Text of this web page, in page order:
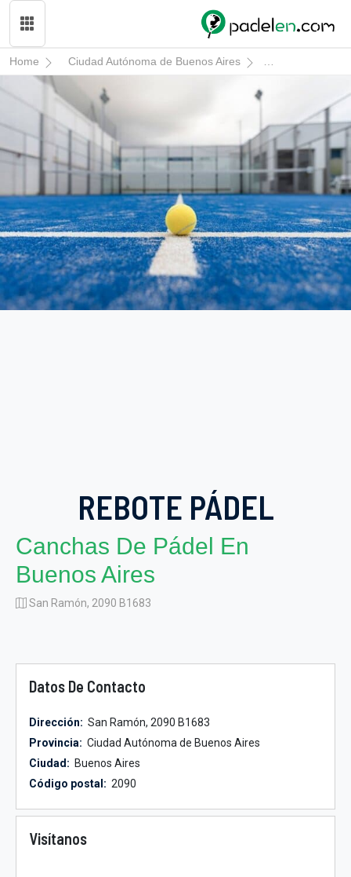
Home Ciudad Autónoma de Buenos Aires Buenos Aires
REBOTE PÁDEL
Canchas De Pádel En
Buenos Aires
San Ramón, 2090 B1683
Datos De Contacto
Dirección: San Ramón, 2090 B1683
Provincia: Ciudad Autónoma de Buenos Aires
Ciudad: Buenos Aires
Código postal: 2090
Visítanos